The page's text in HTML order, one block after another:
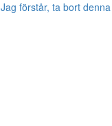
Jag förstår, ta bort